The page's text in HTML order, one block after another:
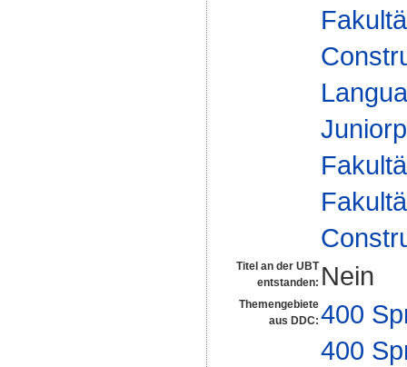
Titel an der UBT
entstanden: Nein
Themengebiete
aus DDC: 400
400